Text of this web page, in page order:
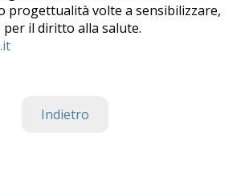
progettualità volte a sensibilizzare,
il diritto alla salute.
Indietro